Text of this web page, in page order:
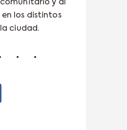
y al
los distintos
ciudad.